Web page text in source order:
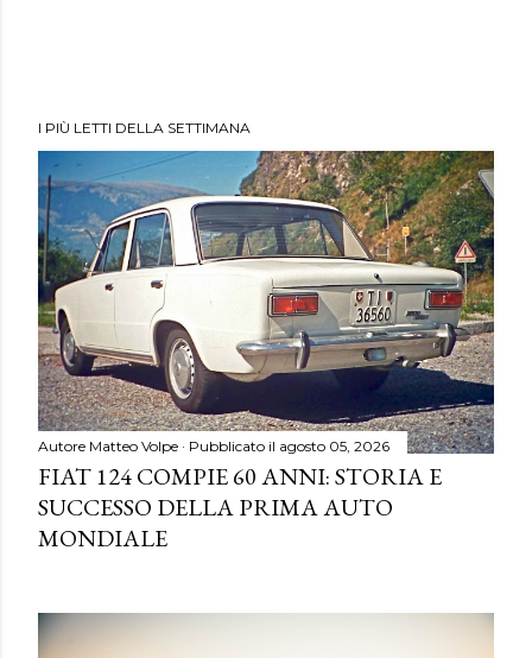
I PIÙ LETTI DELLA SETTIMANA
Autore Matteo Volpe Pubblicato il agosto 05, 2026
FIAT 124 COMPIE 60 ANNI: STORIA E
SUCCESSO DELLA PRIMA AUTO
MONDIALE